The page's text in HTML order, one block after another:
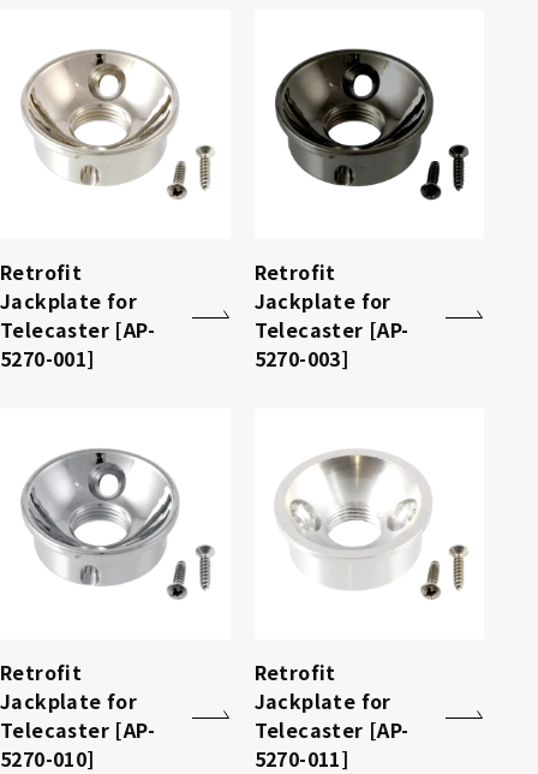
Retrofit
Jackplate for
Telecaster [AP-
5270-001]
Retrofit
Jackplate for
Telecaster [AP-
5270-003]
Retrofit
Jackplate for
Telecaster [AP-
5270-010]
Retrofit
Jackplate for
Telecaster [AP-
5270-011]